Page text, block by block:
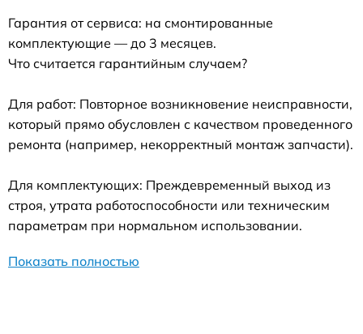
Гарантия от сервиса: на смонтированные
комплектующие — до 3 месяцев.
Что считается гарантийным случаем?
Для работ: Повторное возникновение неисправности,
который прямо обусловлен с качеством проведенного
ремонта (например, некорректный монтаж запчасти).
Для комплектующих: Преждевременный выход из
строя, утрата работоспособности или техническим
параметрам при нормальном использовании.
Показать полностью